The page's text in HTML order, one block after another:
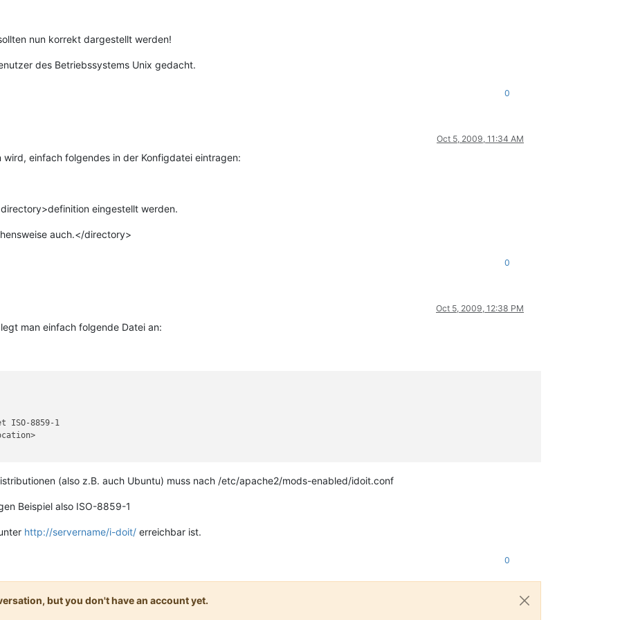
nun korrekt dargestellt werden!
des Betriebssystems Unix gedacht.
0
Oct 5, 2009, 11:34 AM
einfach folgendes in der Konfigdatei eintragen:
eingestellt werden.
auch.</directory>
0
Oct 5, 2009, 12:38 PM
man einfach folgende Datei an:
(also z.B. auch Ubuntu) muss nach /etc/apache2/mods-enabled/idoit.conf
Beispiel also ISO-8859-1
http://servername/i-doit/ erreichbar ist.
0
but you don't have an account yet.